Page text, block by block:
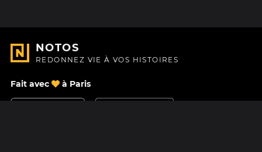
NOTOS
REDONNEZ VIE À VOS HISTOIRES
Fait avec à Paris